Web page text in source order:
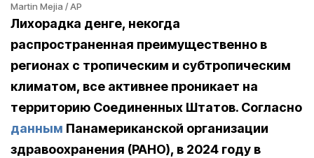
Martin Mejia / AP
Лихорадка денге, некогда
распространенная преимущественно в
регионах с тропическим и субтропическим
климатом, все активнее проникает на
территорию Соединенных Штатов. Согласно
данным Панамериканской организации
здравоохранения (PAHO), в 2024 году в